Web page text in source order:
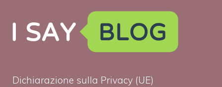
Dichiarazione sulla Privacy (UE)